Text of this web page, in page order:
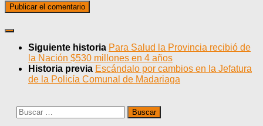
Siguiente historia Para Salud la Provincia recibió de
la Nación $530 millones en 4 años
Historia previa Escándalo por cambios en la Jefatura
de la Policía Comunal de Madariaga
Buscar: